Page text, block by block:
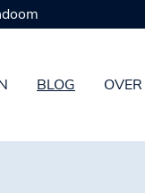
BLOG